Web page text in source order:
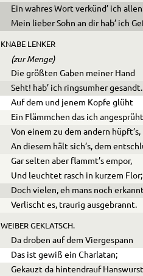
Ein wahres Wort verkünd’ ich
Mein lieber Sohn an dir hab’ ich
KNABE LENKER
(zur Menge)
Die größten Gaben meiner Hand
Seht! hab’ ich ringsumher gesandt.
Auf dem und jenem Kopfe glüht
Ein Flämmchen das ich
Von einem zu dem andern hüpft’s,
An diesem hält sich’s, dem
Gar selten aber flammt’s empor,
Und leuchtet rasch in kurzem Flor;
Doch vielen, eh mans noch
Verlischt es, traurig ausgebrannt.
WEIBER GEKLATSCH.
Da droben auf dem Viergespann
Das ist gewiß ein Charlatan;
Gekauzt da hintendrauf